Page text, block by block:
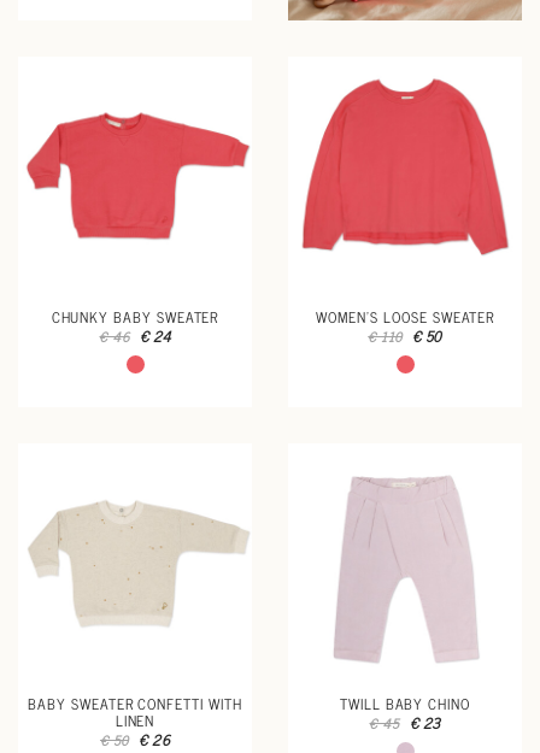
CHUNKY BABY SWEATER
€ 46 € 24
WOMEN'S LOOSE SWEATER
€ 110 € 50
BABY SWEATER CONFETTI WITH
LINEN
€ 50 € 26
TWILL BABY CHINO
€ 45 € 23